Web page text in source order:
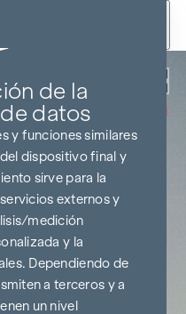
SIN COMISIONES
HASTA EL
INICIO DE LA
CONSTRUCCIÓN
de la
datos
y funciones similares
dispositivo final y
sirve para la
externos y
medición
y la
Dependiendo de
a terceros y a
un nivel